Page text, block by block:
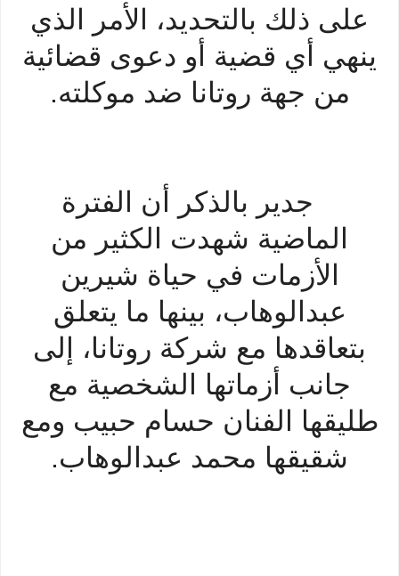
على ذلك بالتحديد، الأمر الذي
ينهي أي قضية أو دعوى قضائية
من جهة روتانا ضد موكلته.
جدير بالذكر أن الفترة
الماضية شهدت الكثير من
الأزمات في حياة شيرين
عبدالوهاب، بينها ما يتعلق
بتعاقدها مع شركة روتانا، إلى
جانب أزماتها الشخصية مع
طليقها الفنان حسام حبيب ومع
شقيقها محمد عبدالوهاب.